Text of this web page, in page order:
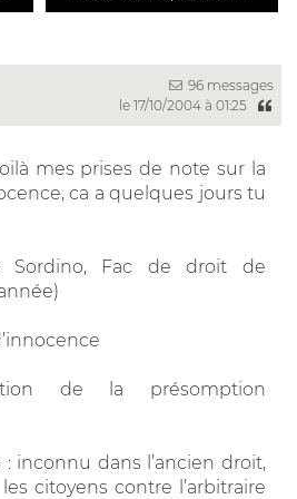
96 messages
le 17/10/2004 à 01:25
mes prises de note sur la
ca a quelques jours tu
Sordino, Fac de droit de
de la présomption
: inconnu dans l’ancien droit,
citoyens contre l’arbitraire